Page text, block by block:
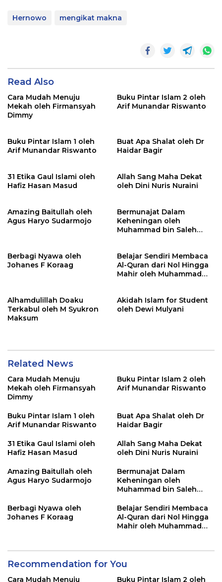
Hernowo mengikat makna
Read Also
Cara Mudah Menuju
Mekah oleh Firmansyah
Dimmy
Buku Pintar Islam 2 oleh
Arif Munandar Riswanto
Buku Pintar Islam 1 oleh
Arif Munandar Riswanto
Buat Apa Shalat oleh Dr
Haidar Bagir
31 Etika Gaul Islami oleh
Hafiz Hasan Masud
Allah Sang Maha Dekat
oleh Dini Nuris Nuraini
Amazing Baitullah oleh
Agus Haryo Sudarmojo
Bermunajat Dalam
Keheningan oleh
Muhammad bin Saleh
Berbagi Nyawa oleh
Johanes F Koraag
Belajar Sendiri Membaca
Al-Quran dari Nol Hingga
Mahir oleh Muhammad
Alhamdulillah Doaku
Terkabul oleh M Syukron
Maksum
Akidah Islam for Student
oleh Dewi Mulyani
Related News
Cara Mudah Menuju
Mekah oleh Firmansyah
Dimmy
Buku Pintar Islam 2 oleh
Arif Munandar Riswanto
Buku Pintar Islam 1 oleh
Arif Munandar Riswanto
Buat Apa Shalat oleh Dr
Haidar Bagir
31 Etika Gaul Islami oleh
Hafiz Hasan Masud
Allah Sang Maha Dekat
oleh Dini Nuris Nuraini
Amazing Baitullah oleh
Agus Haryo Sudarmojo
Bermunajat Dalam
Keheningan oleh
Muhammad bin Saleh
Berbagi Nyawa oleh
Johanes F Koraag
Belajar Sendiri Membaca
Al-Quran dari Nol Hingga
Mahir oleh Muhammad
Recommendation for You
Cara Mudah Menuju
Buku Pintar Islam 2 oleh